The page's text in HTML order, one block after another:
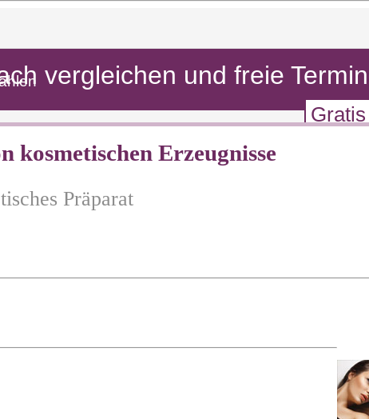
vergleichen und freie
Erzeugnisse
Präparat